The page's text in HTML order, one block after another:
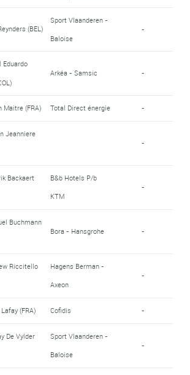
(BEL)
Sport Vlaanderen -
Baloise
-
Eduardo
Arkéa - Samsic -
Maitre (FRA) Total Direct énergie -
Jeanniere
-
Backaert
B&b Hotels P/b
KTM
-
Buchmann
Bora - Hansgrohe -
Riccitello
Hagens Berman -
Axeon
-
(FRA) Cofidis -
De Vylder
Sport Vlaanderen -
Baloise
-